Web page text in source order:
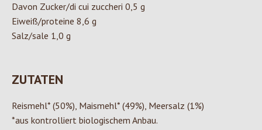
Davon Zucker/di cui zuccheri 0,5 g
Eiweiß/proteine 8,6 g
Salz/sale 1,0 g
ZUTATEN
Reismehl* (50%), Maismehl* (49%), Meersalz (1%)
*aus kontrolliert biologischem Anbau.